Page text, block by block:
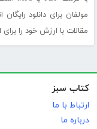
مولفان برای دانلود
مقالات با ارزش خود را
کتاب سبز
ارتباط با ما
درباره ما